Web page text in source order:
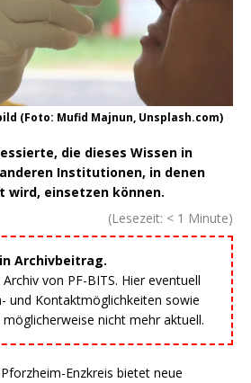
(Foto: Mufid Majnun, Unsplash.com)
die dieses Wissen in
Institutionen, in denen
einsetzen können.
(Lesezeit: < 1 Minute)
Archivbeitrag.
von PF-BITS. Hier eventuell
und Kontaktmöglichkeiten sowie
nicht mehr aktuell.
Enzkreis bietet neue